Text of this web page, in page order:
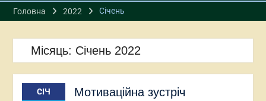
Головна 2022 Січень
Місяць: Січень 2022
СІЧ
Мотиваційна зустріч